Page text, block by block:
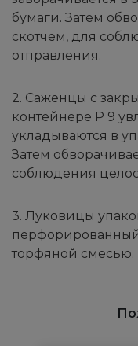
бумаги. Затем
скотчем, для
отправления.
2. Саженцы с
контейнере Р 9
укладываются в
Затем
соблюдения
3. Луковицы
торфяной смесью.